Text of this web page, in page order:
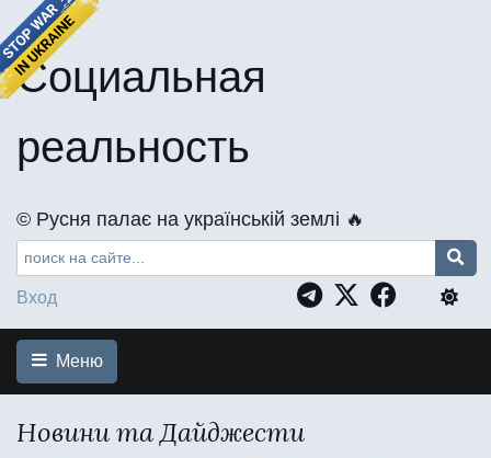
Социальная
реальность
©️ Русня палає на українській землі 🔥
Вход
Меню
Новини та Дайджести